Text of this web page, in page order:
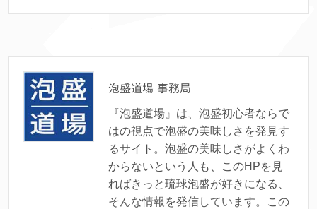
泡盛道場 事務局
『泡盛道場』は、泡盛初心者ならで
はの視点で泡盛の美味しさを発見す
るサイト。泡盛の美味しさがよくわ
からないという人も、このHPを見
ればきっと琉球泡盛が好きになる、
そんな情報を発信しています。この